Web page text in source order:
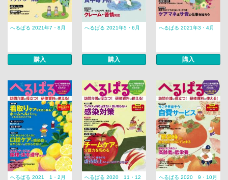
へるぱる 2021年7・8月
購入
へるぱる 2021年5・6月
購入
へるぱる 2021年3・4月
購入
へるぱる 2021 1・2月
へるぱる 2020 11・12
へるぱる 2020 9・10月